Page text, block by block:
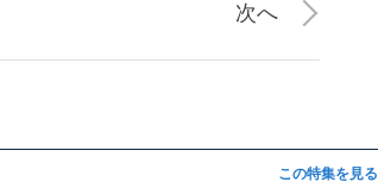
次へ
この特集を見る